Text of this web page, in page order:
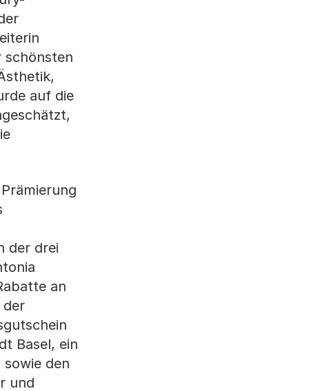
schönsten
auf die
der drei
an
der
Basel, ein
den
und